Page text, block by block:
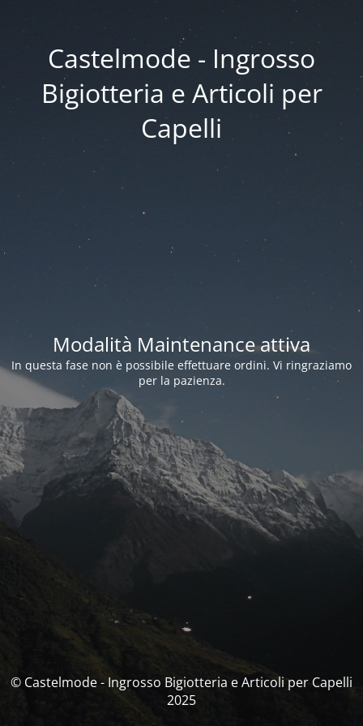
Castelmode - Ingrosso
Bigiotteria e Articoli per
Capelli
Modalità Maintenance attiva
In questa fase non è possibile effettuare ordini. Vi ringraziamo
per la pazienza.
© Castelmode - Ingrosso Bigiotteria e Articoli per Capelli
2025